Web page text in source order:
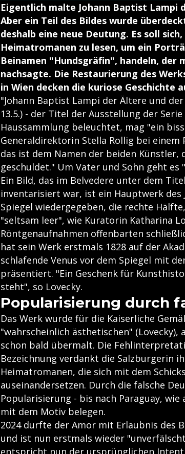
Eigentlich malte Johann Baptist Lampi
Aber ein Teil des Bildes wurde
deshalb eine neue Deutung. Es soll
Heimatromanen zu lesen, um ein
Beinamen "Hundsgräfin", handeln, der
nachsagte. Die Restaurierung des
in Wien decken die kuriose Geschichte
"Johann Baptist Lampi der Ältere und
13.5.) - der Titel der Ausstellung der
Haussammlung beleuchtet, mag "ein
Generaldirektorin Stella Rollig bei
das ist dem Namen der beiden
geschuldet." Um Vater und Sohn geht es
Ein Bild, das im Belvedere unter dem
inventarisiert war, ist ein Hauptwerk
Spiegel wiedergegeben, die rechte
"seltsam leer", wie Kuratorin Katharina
Röntgenaufnahmen offenbarten
hat sein Werk erstmals 1828 auf der
schlafende Venus vor dem Spiegel mit
präsentiert. "Ein Geschenk für
steht", so Lovecky.
Popularisierung durch
Das Werk wurde für die Kaiserliche
"wahrscheinlich ästhetischen"
schon bald übermalt. Die
Bezeichnung verdankt die Salzburgerin
Heimatromanen, die sich mit dem
auseinandersetzen. Durch die falsche
Popularisierung - bis nach Paraguay,
mit dem Motiv belegen.
2024 durfte der Amor mit Erlaubnis des
und ist nun erstmals wieder
entspricht nun der ursprünglichen